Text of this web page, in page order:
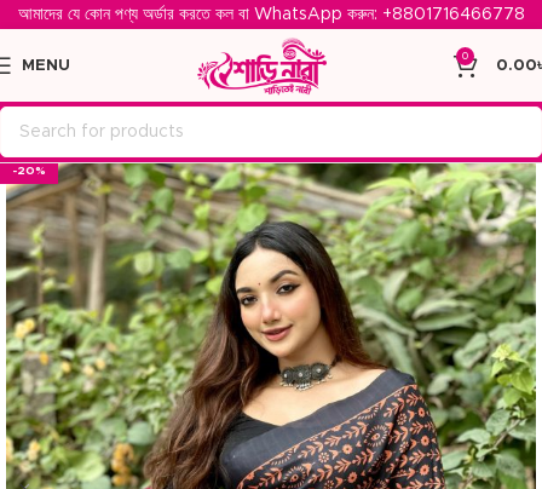
আমাদের যে কোন পণ্য অর্ডার করতে কল বা WhatsApp করুন: ‪ +8801716466778‬
MENU
0
0.00
-20%